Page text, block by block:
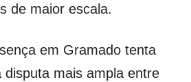
de maior escala.
em Gramado tenta
disputa mais ampla entre